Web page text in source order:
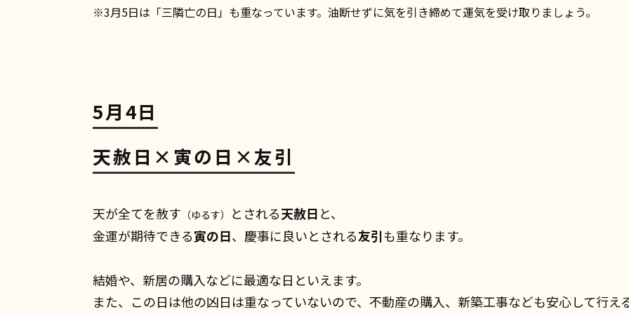
※3月5日は「三隣亡の日」も重なっています。油断せずに気を引き締めて運気を受け取りましょう。
5月4日
天赦日×寅の日×友引
天が全てを赦す （ゆるす） とされる天赦日と、
金運が期待できる寅の日、慶事に良いとされる友引も重なります。
結婚や、新居の購入などに最適な日といえます。
また、この日は他の凶日は重なっていないので、不動産の購入、新築工事なども安心して行え